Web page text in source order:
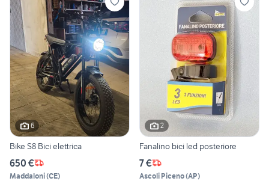
6
Bike S8 Bici elettrica
650 €
Maddaloni(CE)
2
Fanalino bici led posteriore
7 €
Ascoli Piceno(AP)